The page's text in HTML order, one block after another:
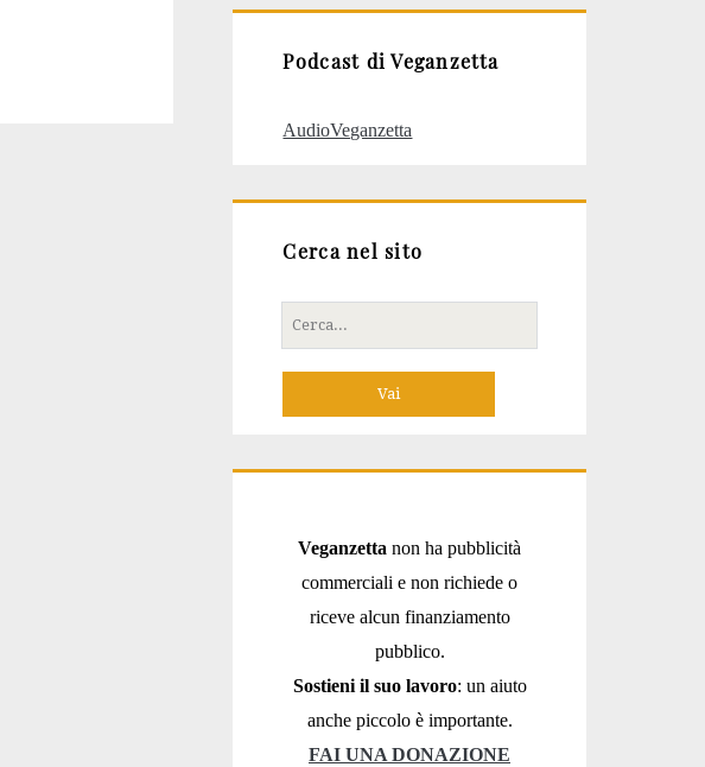
Podcast di Veganzetta
AudioVeganzetta
Cerca nel sito
Cerca
per:
Veganzetta non ha pubblicità
commerciali e non richiede o
riceve alcun finanziamento
pubblico.
Sostieni il suo lavoro: un aiuto
anche piccolo è importante.
FAI UNA DONAZIONE